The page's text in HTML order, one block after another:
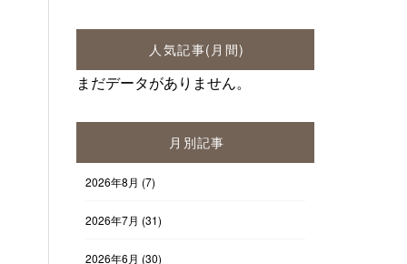
人気記事(月間)
まだデータがありません。
月別記事
2026年8月 (7)
2026年7月 (31)
2026年6月 (30)